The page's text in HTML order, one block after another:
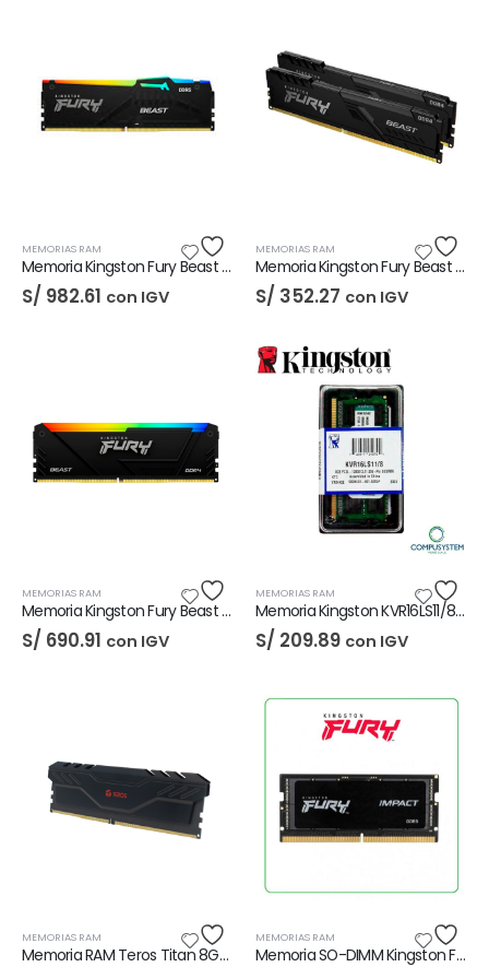
MEMORIAS RAM
Memoria Kingston Fury Beast 16GB DDR5-6000
S/ 982.61 con IGV
MEMORIAS RAM
Memoria Kingston Fury Beast 8GB DDR4-3200
S/ 352.27 con IGV
MEMORIAS RAM
Memoria Kingston Fury Beast RGB 16GB DDR4-3600
S/ 690.91 con IGV
MEMORIAS RAM
Memoria Kingston KVR16LS11/8WP 8GB DDR3L SODIMM
S/ 209.89 con IGV
MEMORIAS RAM
Memoria RAM Teros Titan 8GB DDR4-3200
MEMORIAS RAM
Memoria SO-DIMM Kingston Fury Impact 16GB DDR5-4800